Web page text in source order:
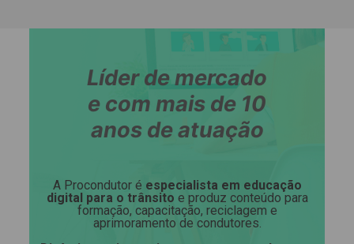
Líder de mercado
e com mais de 10
anos de atuação
A Procondutor é especialista em educação
digital para o trânsito e produz conteúdo para
formação, capacitação, reciclagem e
aprimoramento de condutores.